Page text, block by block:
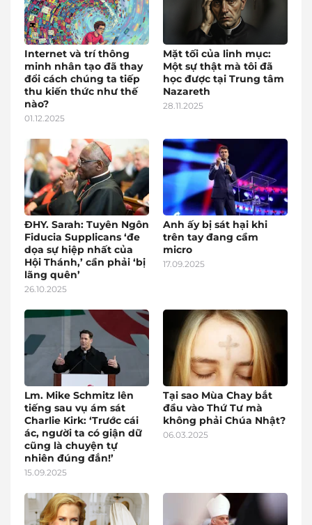
Internet và trí thông
minh nhân tạo đã thay
đổi cách chúng ta tiếp
thu kiến thức như thế
nào?
01.12.2025
Mặt tối của linh mục:
Một sự thật mà tôi đã
học được tại Trung tâm
Nazareth
28.11.2025
ĐHY. Sarah: Tuyên Ngôn
Fiducia Supplicans ‘đe
dọa sự hiệp nhất của
Hội Thánh,’ cần phải ‘bị
lãng quên’
26.10.2025
Anh ấy bị sát hại khi
trên tay đang cầm
micro
17.09.2025
Lm. Mike Schmitz lên
tiếng sau vụ ám sát
Charlie Kirk: ‘Trước cái
ác, người ta có giận dữ
cũng là chuyện tự
nhiên đúng đắn!’
15.09.2025
Tại sao Mùa Chay bắt
đầu vào Thứ Tư mà
không phải Chúa Nhật?
06.03.2025